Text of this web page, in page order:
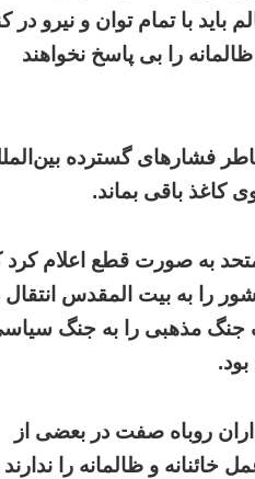
با تمام توان و نیرو در
را بی پاسخ نخواهند
فشارهای گسترده
کاغذ باقی بماند.
به صورت قطع اعلام کرد
را به بیت المقدس انتقال
جنگ مذهبی را به جنگ
روباه صفت در بعضی از
و ظالمانه را ندارند